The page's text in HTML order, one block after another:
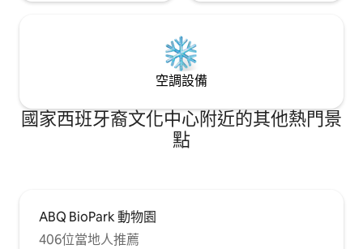
空調設備
國家西班牙裔文化中心附近的其他熱門景
點
ABQ BioPark 動物園
406位當地人推薦